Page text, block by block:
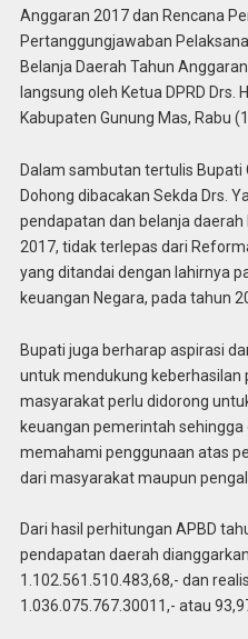
Anggaran 2017 dan Rencana
Pertanggungjawaban
Belanja Daerah Tahun
langsung oleh Ketua DPRD Drs.
Kabupaten Gunung Mas, Rabu
Dalam sambutan tertulis Bupati
Dohong dibacakan Sekda Drs.
pendapatan dan belanja
2017, tidak terlepas dari
yang ditandai dengan lahirnya
keuangan Negara, pada tahun
Bupati juga berharap aspirasi
untuk mendukung
masyarakat perlu didorong
keuangan pemerintah
memahami penggunaan atas
dari masyarakat maupun
Dari hasil perhitungan APBD
pendapatan daerah
1.102.561.510.483,68,- dan
1.036.075.767.30011,- atau